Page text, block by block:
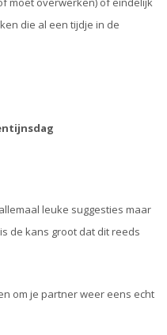
die al een tijdje in de
leuke suggesties maar
de kans groot dat dit reeds
om je partner weer eens echt